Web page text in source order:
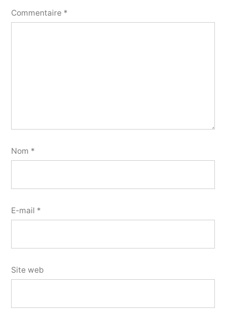
Commentaire *
Nom *
E-mail *
Site web